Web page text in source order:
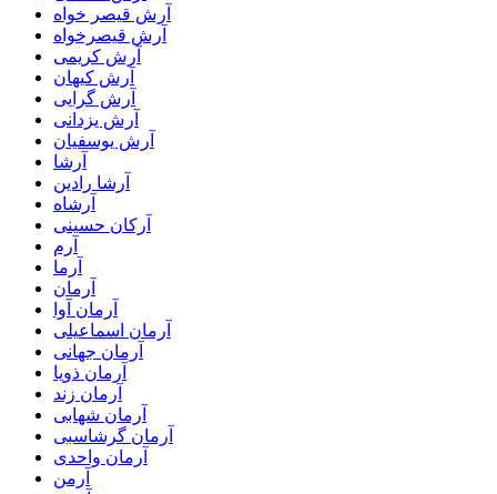
آرش قیصر خواه
آرش قیصرخواه
آرش کریمی
آرش کیهان
آرش گرایی
آرش یزدانی
آرش یوسفیان
آرشا
آرشا رادین
آرشاه
آرکان حسینی
آرم
آرما
آرمان
آرمان آوا
آرمان اسماعیلی
آرمان جهانی
آرمان ذویا
آرمان زند
آرمان شهابی
آرمان گرشاسبی
آرمان واحدی
آرمن